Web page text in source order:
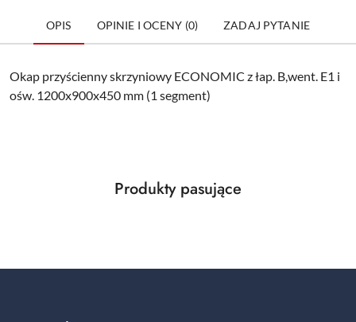
OPIS OPINIE I OCENY (0) ZADAJ PYTANIE
Okap przyścienny skrzyniowy ECONOMIC z łap. B,went. E1 i
ośw. 1200x900x450 mm (1 segment)
Pomiń karuzelę produktów
Produkty
Produkty pasujące